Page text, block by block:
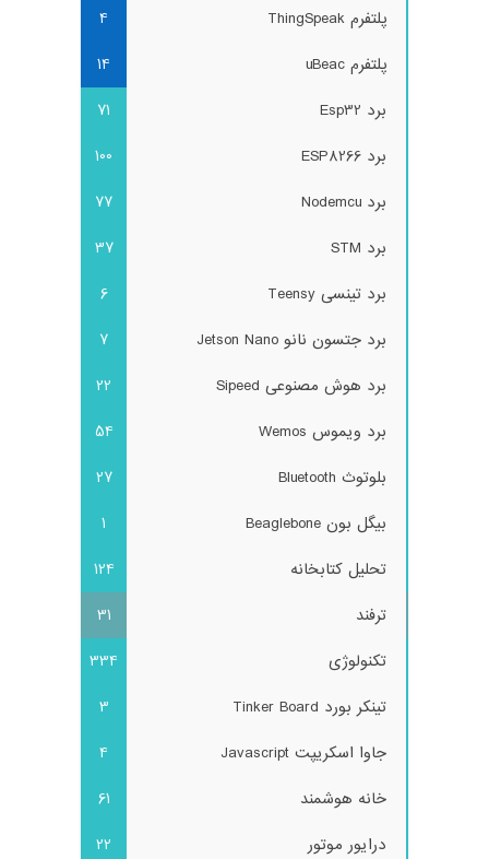
پلتفرم ThingSpeak
4
پلتفرم uBeac
14
برد Esp32
71
برد ESP8266
100
برد Nodemcu
77
برد STM
37
برد تینسی Teensy
6
برد جتسون نانو Jetson Nano
7
برد هوش مصنوعی Sipeed
22
برد ویموس Wemos
54
بلوتوث Bluetooth
27
بیگل بون Beaglebone
1
تحلیل کتابخانه
124
ترفند
31
تکنولوژی
334
تینکر بورد Tinker Board
3
جاوا اسکریپت Javascript
4
خانه هوشمند
61
درایور موتور
22